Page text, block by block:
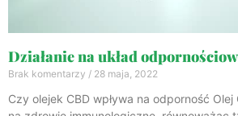
Działanie na układ
Brak komentarzy 28 maja, 2022
Czy olejek CBD wpływa na odporność Olej